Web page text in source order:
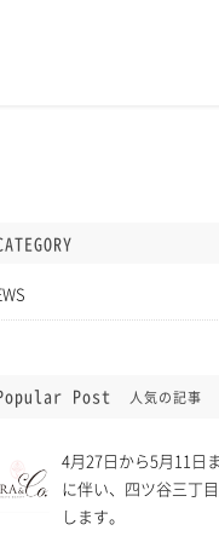
Post 人気の記事
4月27日から5月11日
に伴い、四ツ谷三丁
します。